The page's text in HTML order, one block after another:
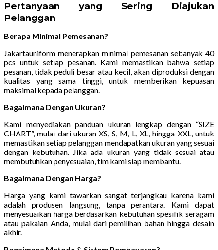
Pertanyaan yang Sering Diajukan
Pelanggan
Berapa Minimal Pemesanan?
Jakartauniform menerapkan minimal pemesanan sebanyak 40
pcs untuk setiap pesanan. Kami memastikan bahwa setiap
pesanan, tidak peduli besar atau kecil, akan diproduksi dengan
kualitas yang sama tinggi, untuk memberikan kepuasan
maksimal kepada pelanggan.
Bagaimana Dengan Ukuran?
Kami menyediakan panduan ukuran lengkap dengan “SIZE
CHART”, mulai dari ukuran XS, S, M, L, XL, hingga XXL, untuk
memastikan setiap pelanggan mendapatkan ukuran yang sesuai
dengan kebutuhan. Jika ada ukuran yang tidak sesuai atau
membutuhkan penyesuaian, tim kami siap membantu.
Bagaimana Dengan Harga?
Harga yang kami tawarkan sangat terjangkau karena kami
adalah produsen langsung, tanpa perantara. Kami dapat
menyesuaikan harga berdasarkan kebutuhan spesifik seragam
atau pakaian Anda, mulai dari pemilihan bahan hingga desain
akhir.